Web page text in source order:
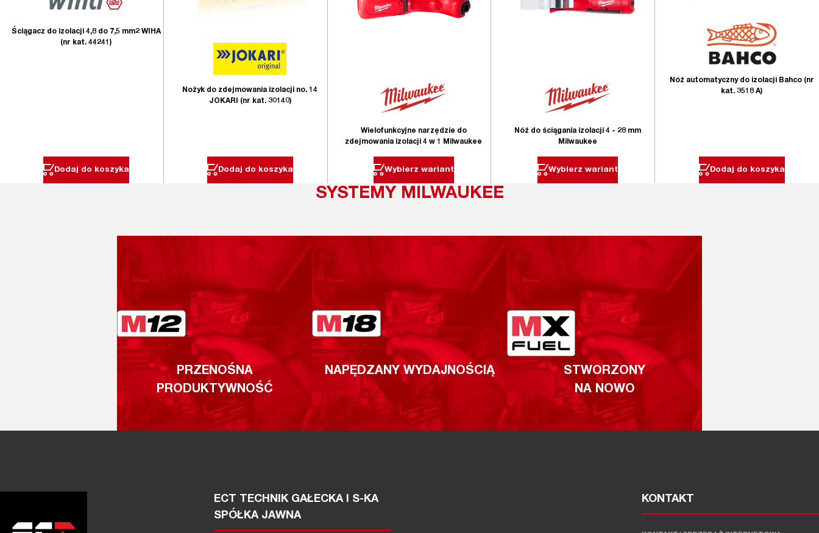
Ściągacz do izolacji 4,8 do 7,5 mm2 WIHA
(nr kat. 44241)
Dodaj do koszyka
Nożyk do zdejmowania izolacji no. 14
JOKARI (nr kat. 30140)
Dodaj do koszyka
Wielofunkcyjne narzędzie do
zdejmowania izolacji 4 w 1 Milwaukee
Wybierz wariant
Nóż do ściągania izolacji 4 - 28 mm
Milwaukee
Wybierz wariant
Nóż automatyczny do izolacji Bahco (nr
kat. 3518 A)
Dodaj do koszyka
SYSTEMY MILWAUKEE
PRZENOŚNA
PRODUKTYWNOŚĆ
NAPĘDZANY WYDAJNOŚCIĄ
STWORZONY
NA NOWO
ECT TECHNIK GAŁECKA I S-KA
SPÓŁKA JAWNA
KONTAKT